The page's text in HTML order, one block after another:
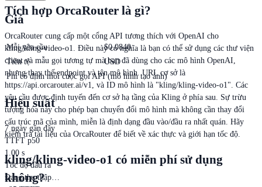
Tích hợp OrcaRouter là gì?
OrcaRouter cung cấp một cổng API tương thích với OpenAI cho
kling/kling-video-o1. Điều này có nghĩa là bạn có thể sử dụng các thư viện
client và mẫu gọi tương tự mà bạn đã dùng cho các mô hình OpenAI,
nhưng thay thế endpoint và tên mô hình. URL cơ sở là
https://api.orcarouter.ai/v1, và ID mô hình là "kling/kling-video-o1". Các
yêu cầu được định tuyến đến cơ sở hạ tầng của Kling ở phía sau. Sự trừu
tượng hóa này cho phép bạn chuyển đổi mô hình mà không cần thay đổi
cấu trúc mã của mình, miễn là định dạng đầu vào/đầu ra nhất quán. Hãy
kiểm tra tài liệu của OrcaRouter để biết về xác thực và giới hạn tốc độ.
kling/kling-video-o1 có miễn phí sử dụng
không?
Giá
Mỗi yêu cầu $0.0840
Tiền tệ
USD
Phí cố định mỗi cuộc gọi API (mô hình tạo ảnh)
Hiệu suất
7 ngày gần đây
TTFT p50
1.00 s
Tốc độ đầu ra
Đang thu thập…